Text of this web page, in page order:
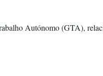
Autónomo (GTA),